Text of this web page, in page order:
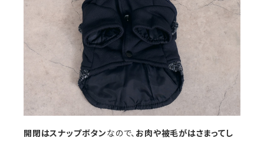
開閉はスナップボタンなので、 お肉や被毛がはさまってし